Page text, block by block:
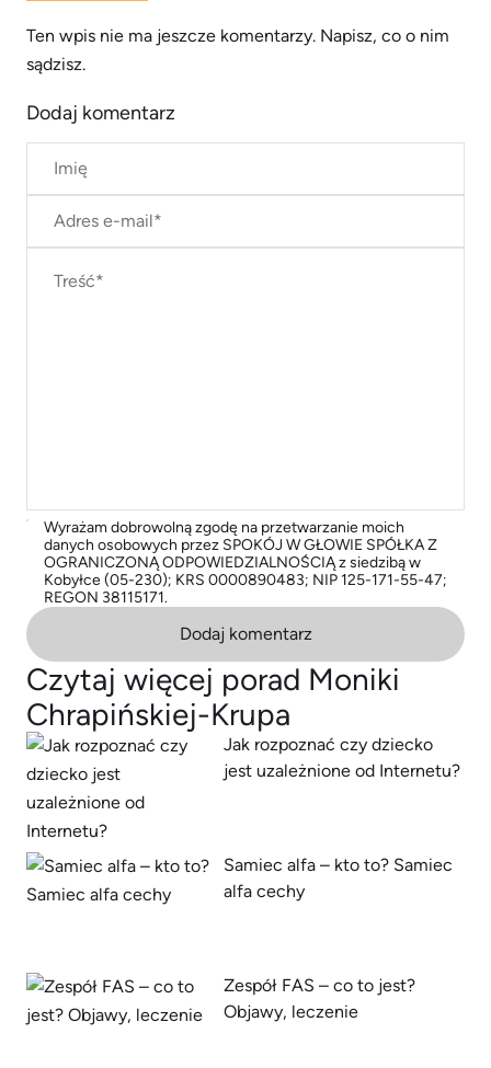
Ten wpis nie ma jeszcze komentarzy. Napisz, co o nim
sądzisz.
Dodaj komentarz
Wyrażam dobrowolną zgodę na przetwarzanie moich
danych osobowych przez SPOKÓJ W GŁOWIE SPÓŁKA Z
OGRANICZONĄ ODPOWIEDZIALNOŚCIĄ z siedzibą w
Kobyłce (05-230); KRS 0000890483; NIP 125-171-55-47;
REGON 38115171.
Dodaj komentarz
Czytaj więcej porad Moniki
Chrapińskiej-Krupa
Jak rozpoznać czy dziecko
jest uzależnione od Internetu?
Samiec alfa – kto to? Samiec
alfa cechy
Zespół FAS – co to jest?
Objawy, leczenie